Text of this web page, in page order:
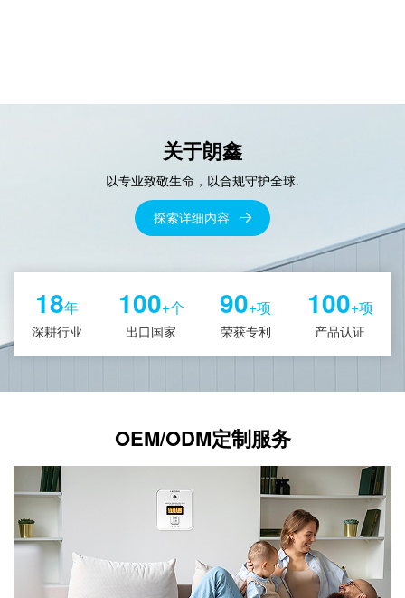
关于朗鑫
以专业致敬生命，以合规守护全球.
探索详细内容
18年
深耕行业
100+个
出口国家
90+项
荣获专利
100+项
产品认证
OEM/ODM定制服务